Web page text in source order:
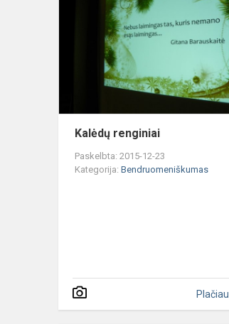
Kalėdų renginiai
Paskelbta: 2015-12-23
Kategorija: Bendruomeniškumas
Plačiau